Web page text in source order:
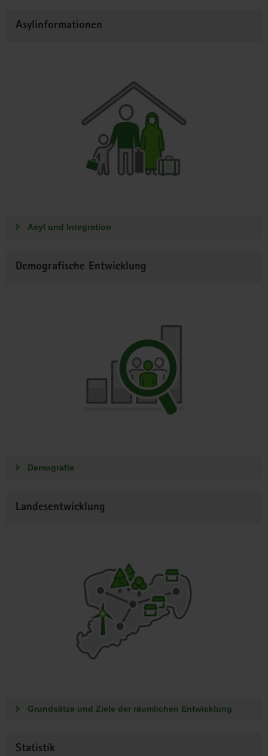
Asylinformationen
Asyl und Integration
Demografische Entwicklung
Demografie
Landesentwicklung
Grundsätze und Ziele der räumlichen Entwicklung
Statistik